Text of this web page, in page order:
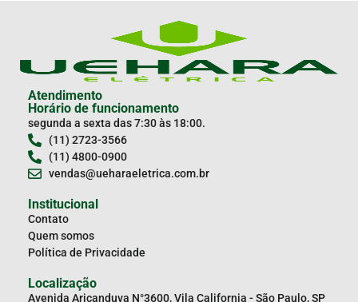
Atendimento
Horário de funcionamento
segunda a sexta das 7:30 às 18:00.
(11) 2723-3566
(11) 4800-0900
vendas@ueharaeletrica.com.br
Institucional
Contato
Quem somos
Política de Privacidade
Localização
Avenida Aricanduva N°3600, Vila California - São Paulo, SP